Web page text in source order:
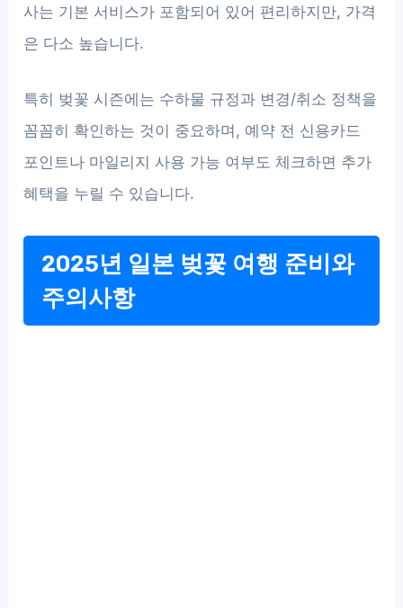
사는 기본 서비스가 포함되어 있어 편리하지만, 가격
은 다소 높습니다.
특히 벚꽃 시즌에는 수하물 규정과 변경/취소 정책을
꼼꼼히 확인하는 것이 중요하며, 예약 전 신용카드
포인트나 마일리지 사용 가능 여부도 체크하면 추가
혜택을 누릴 수 있습니다.
2025년 일본 벚꽃 여행 준비와
주의사항